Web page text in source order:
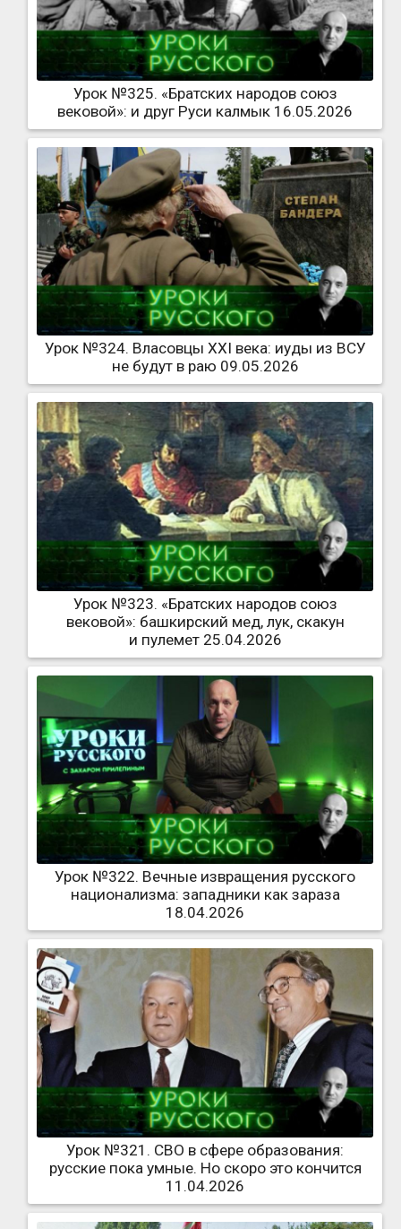
Урок №325. «Братских народов союз
вековой»: и друг Руси калмык 16.05.2026
Урок №324. Власовцы XXI века: иуды из ВСУ
не будут в раю 09.05.2026
Урок №323. «Братских народов союз
вековой»: башкирский мед, лук, скакун
и пулемет 25.04.2026
Урок №322. Вечные извращения русского
национализма: западники как зараза
18.04.2026
Урок №321. СВО в сфере образования:
русские пока умные. Но скоро это кончится
11.04.2026